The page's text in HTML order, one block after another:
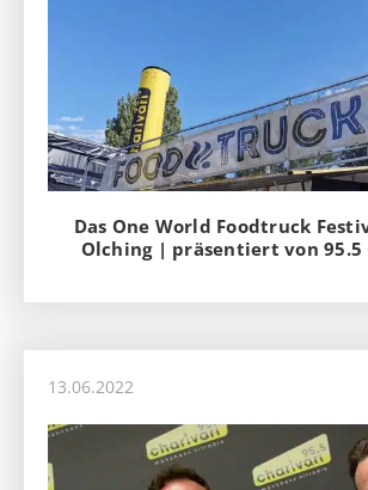
Das One World Foodtruck
Olching | präsentiert von 95.5
13.06.2022